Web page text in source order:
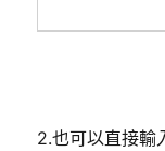
2.也可以直接輸